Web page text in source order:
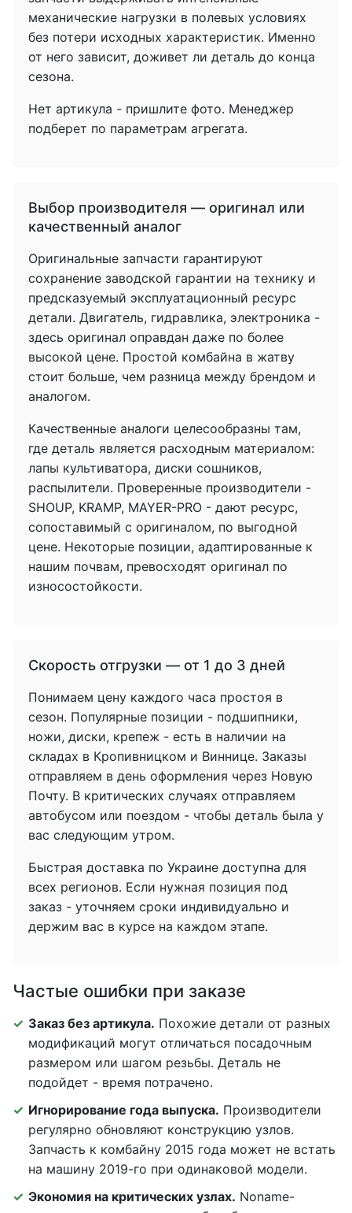
механические нагрузки в полевых условиях
без потери исходных характеристик. Именно
от него зависит, доживет ли деталь до конца
сезона.
Нет артикула - пришлите фото. Менеджер
подберет по параметрам агрегата.
Выбор производителя — оригинал или
качественный аналог
Оригинальные запчасти гарантируют
сохранение заводской гарантии на технику и
предсказуемый эксплуатационный ресурс
детали. Двигатель, гидравлика, электроника -
здесь оригинал оправдан даже по более
высокой цене. Простой комбайна в жатву
стоит больше, чем разница между брендом и
аналогом.
Качественные аналоги целесообразны там,
где деталь является расходным материалом:
лапы культиватора, диски сошников,
распылители. Проверенные производители -
SHOUP, KRAMP, MAYER-PRO - дают ресурс,
сопоставимый с оригиналом, по выгодной
цене. Некоторые позиции, адаптированные к
нашим почвам, превосходят оригинал по
износостойкости.
Скорость отгрузки — от 1 до 3 дней
Понимаем цену каждого часа простоя в
сезон. Популярные позиции - подшипники,
ножи, диски, крепеж - есть в наличии на
складах в Кропивницком и Виннице. Заказы
отправляем в день оформления через Новую
Почту. В критических случаях отправляем
автобусом или поездом - чтобы деталь была у
вас следующим утром.
Быстрая доставка по Украине доступна для
всех регионов. Если нужная позиция под
заказ - уточняем сроки индивидуально и
держим вас в курсе на каждом этапе.
Частые ошибки при заказе
Заказ без артикула. Похожие детали от разных
модификаций могут отличаться посадочным
размером или шагом резьбы. Деталь не
подойдет - время потрачено.
Игнорирование года выпуска. Производители
регулярно обновляют конструкцию узлов.
Запчасть к комбайну 2015 года может не встать
на машину 2019-го при одинаковой модели.
Экономия на критических узлах. Noname-